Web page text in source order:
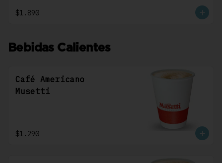
$1.890
Bebidas Calientes
Café Americano
Musetti
$1.290